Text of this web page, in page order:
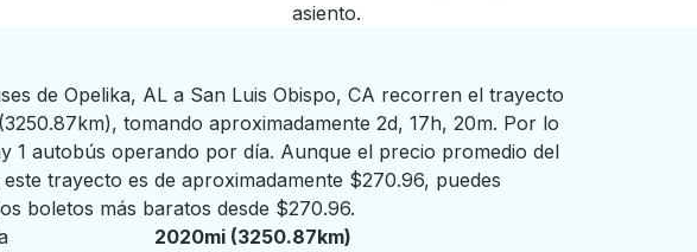
asiento.
de Opelika, AL a San Luis Obispo, CA recorren el trayecto
tomando aproximadamente 2d, 17h, 20m. Por lo
1 autobús operando por día. Aunque el precio promedio del
trayecto es de aproximadamente $270.96, puedes
boletos más baratos desde $270.96.
2020mi (3250.87km)